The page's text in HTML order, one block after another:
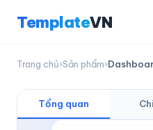
TemplateVN
Trang chủ›Sản phẩm›
Tổng quan